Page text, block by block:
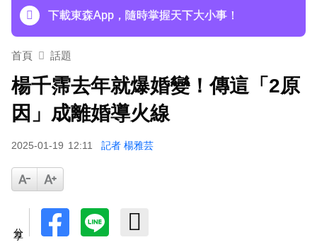
下載東森App，隨時掌握天下大小事！
首頁 話題
楊千霈去年就爆婚變！傳這「2原
因」成離婚導火線
2025-01-19 12:11 記者 楊雅芸